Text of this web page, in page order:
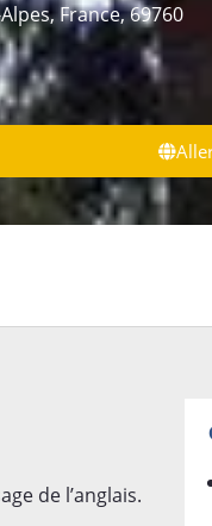
France, 69760
de l’anglais.